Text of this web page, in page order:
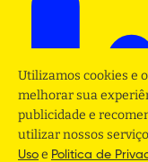
Utilizamos cookies e
melhorar sua
publicidade e
utilizar nossos
Uso e Politica de